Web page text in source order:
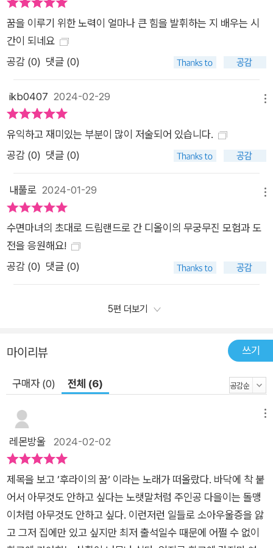
꿈을 이루기 위한 노력이 얼마나 큰 힘을 발휘하는 지 배우는 시
간이 되네요
공감 (0) 댓글 (0)
ikb0407 2024-02-29
유익하고 재미있는 부분이 많이 저술되어 있습니다.
공감 (0) 댓글 (0)
내풀로 2024-01-29
수면마녀의 초대로 드림랜드로 간 디올이의 무궁무진 모험과 도
전을 응원해요!
공감 (0) 댓글 (0)
5편 더보기
마이리뷰 쓰기
구매자 (0) 전체 (6)
레몬방울 2024-02-02
제목을 보고 ’후라이의 꿈‘ 이라는 노래가 떠올랐다. 바닥에 착 붙
어서 아무것도 안하고 싶다는 노랫말처럼 주인공 다을이는 돌맹
이처럼 아무것도 안하고 싶다. 이런저런 일들로 소아우울증을 앓
고 그저 집에만 있고 싶지만 최저 출석일수 때문에 어쩔 수 없이